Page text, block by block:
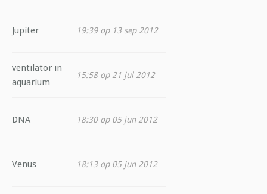
Jupiter 19:39 op 13 sep 2012
ventilator in
aquarium
15:58 op 21 jul 2012
DNA 18:30 op 05 jun 2012
Venus 18:13 op 05 jun 2012